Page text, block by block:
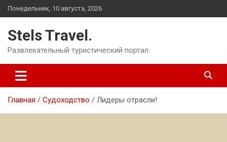
Перейти
к
Понедельник, 10 августа, 2026
Stels Travel.
Развлекательный туристический портал.
Главная Судоходство Лидеры отрасли!